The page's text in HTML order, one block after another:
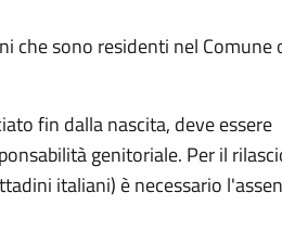
che sono residenti nel Comune
fin dalla nascita, deve essere
genitoriale. Per il
italiani) è necessario